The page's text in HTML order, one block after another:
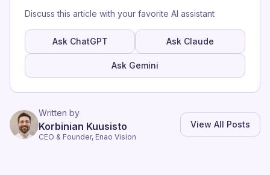
Discuss this article with your favorite AI assistant
Ask ChatGPT Ask Claude
Ask Gemini
Written by
Korbinian Kuusisto
CEO & Founder, Enao Vision
View All Posts